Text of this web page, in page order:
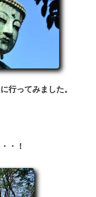
行ってみました。
・！